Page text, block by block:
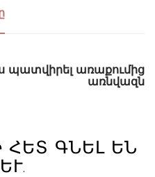
պատվիրել առաքումից
առնվազն
ՀԵՏ ԳՆԵԼ ԵՆ